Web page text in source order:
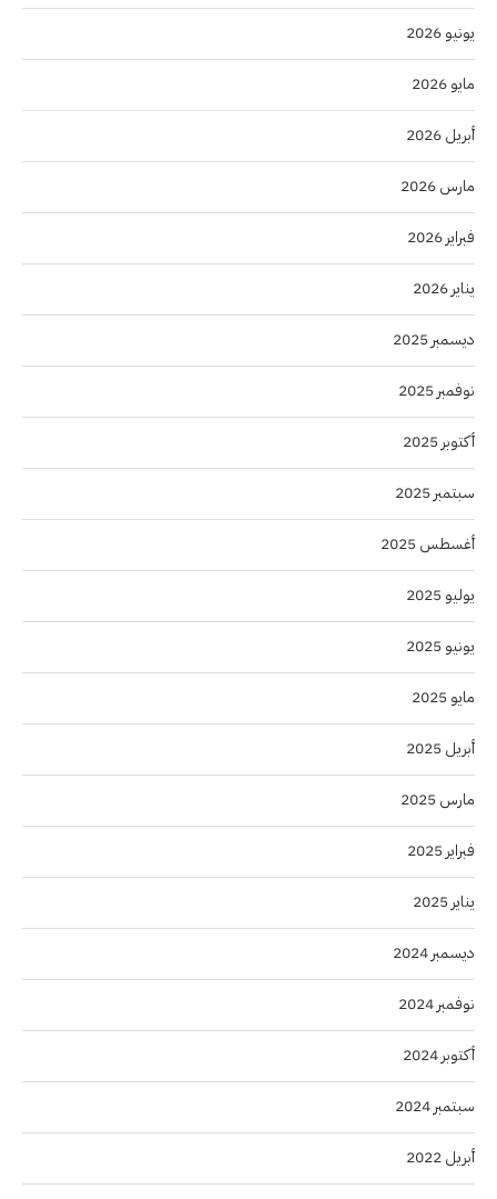
يونيو 2026
مايو 2026
أبريل 2026
مارس 2026
فبراير 2026
يناير 2026
ديسمبر 2025
نوفمبر 2025
أكتوبر 2025
سبتمبر 2025
أغسطس 2025
يوليو 2025
يونيو 2025
مايو 2025
أبريل 2025
مارس 2025
فبراير 2025
يناير 2025
ديسمبر 2024
نوفمبر 2024
أكتوبر 2024
سبتمبر 2024
أبريل 2022